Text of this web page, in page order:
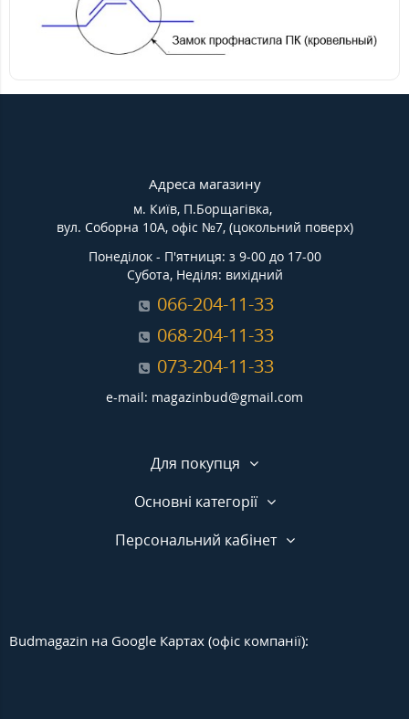
Адреса магазину
м. Київ, П.Борщагівка,
вул. Соборна 10А, офіс №7, (цокольний поверх)
Понеділок - П'ятниця: з 9-00 до 17-00
Субота, Неділя: вихідний
066-204-11-33
068-204-11-33
073-204-11-33
e-mail: magazinbud@gmail.com
Для покупця
Основні категорії
Персональний кабінет
Budmagazin на Google Картах (офіс компанії):